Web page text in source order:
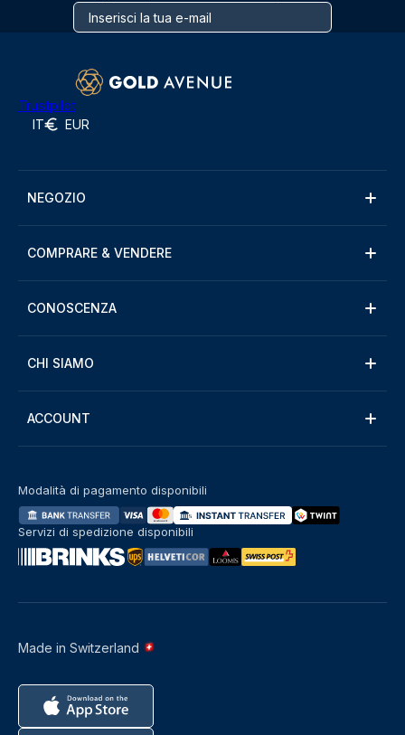
Trustpilot
IT EUR
NEGOZIO
COMPRARE & VENDERE
CONOSCENZA
CHI SIAMO
ACCOUNT
Made in Switzerland
Modalità di pagamento disponibili
Servizi di spedizione disponibili